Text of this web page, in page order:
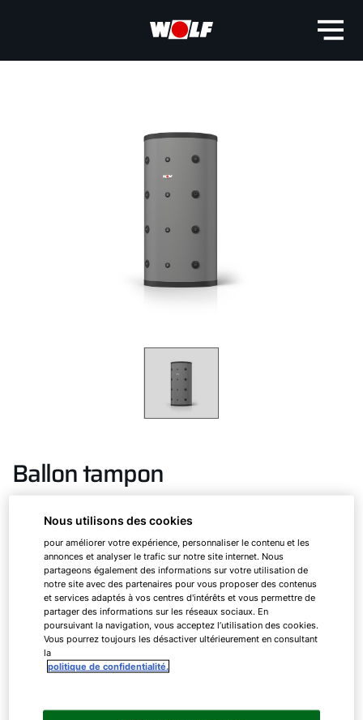
Ballon tampon
SPU-2 (W) jusqu’à 1500 litres
Ballon tampon pour support de chauffage avec
isolation thermique amovible et échangeur de
chaleur à tubes lisses et variantes W
SPU-1
SPU-2 (W)
Nous utilisons des cookies
pour améliorer votre expérience, personnaliser le contenu et les
annonces et analyser le trafic sur notre site internet. Nous
partageons également des informations sur votre utilisation de
notre site avec des partenaires pour vous proposer des contenus
et services adaptés à vos centres d'intérêts et vous permettre de
partager des informations sur les réseaux sociaux. En
poursuivant la navigation, vous acceptez l’utilisation des cookies.
Vous pourrez toujours les désactiver ultérieurement en consultant
la
politique de confidentialité.